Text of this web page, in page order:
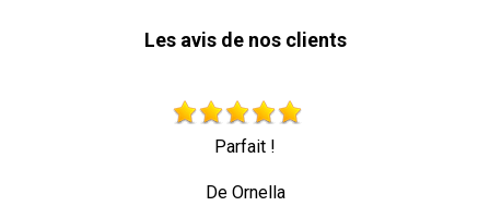
Les avis de nos clients
Très beau travail personne professionnelle qui